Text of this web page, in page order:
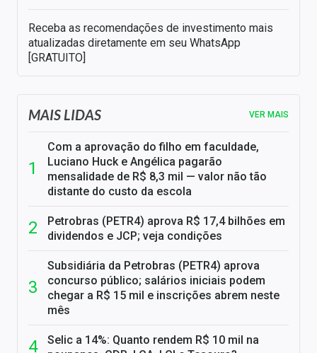
Receba as recomendações de investimento mais
atualizadas diretamente em seu WhatsApp
[GRATUITO]
MAIS LIDAS VER MAIS
Com a aprovação do filho em faculdade,
Luciano Huck e Angélica pagarão
mensalidade de R$ 8,3 mil — valor não tão
distante do custo da escola
Petrobras (PETR4) aprova R$ 17,4 bilhões em
dividendos e JCP; veja condições
Subsidiária da Petrobras (PETR4) aprova
concurso público; salários iniciais podem
chegar a R$ 15 mil e inscrições abrem neste
mês
Selic a 14%: Quanto rendem R$ 10 mil na